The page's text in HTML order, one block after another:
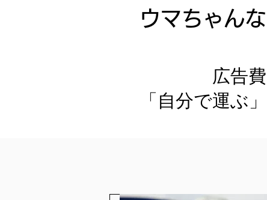
ウマちゃん
広告
「自分で運ぶ